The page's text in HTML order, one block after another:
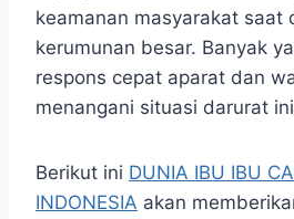
keamanan masyarakat saat
kerumunan besar. Banyak
respons cepat aparat dan
menangani situasi darurat
Berikut ini DUNIA IBU IBU
INDONESIA akan